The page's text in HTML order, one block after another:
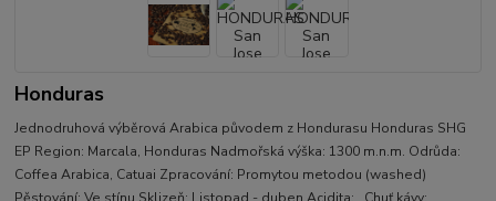
Honduras
Jednodruhová výběrová Arabica původem z Hondurasu Honduras SHG
EP Region: Marcala, Honduras Nadmořská výška: 1300 m.n.m. Odrůda:
Coffea Arabica, Catuai Zpracování: Promytou metodou (washed)